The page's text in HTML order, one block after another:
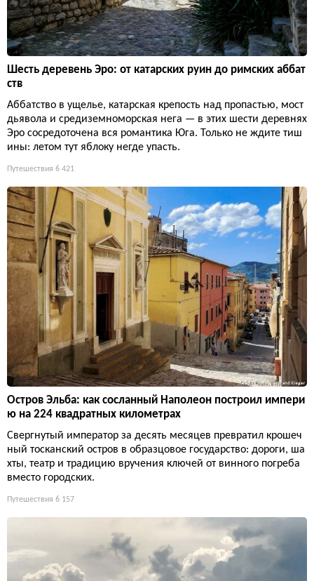
Шесть деревень Эро: от катарских руин до римских аббат
ств
Аббатство в ущелье, катарская крепость над пропастью, мост
дьявола и средиземноморская нега — в этих шести деревнях
Эро сосредоточена вся романтика Юга. Только не ждите тиш
ины: летом тут яблоку негде упасть.
Путешествия 6 421
Остров Эльба: как сосланный Наполеон построил импери
ю на 224 квадратных километрах
Свергнутый император за десять месяцев превратил крошеч
ный тосканский остров в образцовое государство: дороги, ша
хты, театр и традицию вручения ключей от винного погреба
вместо городских.
Путешествия 6 157